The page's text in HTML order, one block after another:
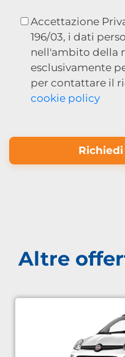
Accettazione
196/03, i dati
nell'ambito della
esclusivamente
per contattare il
cookie policy
Altre